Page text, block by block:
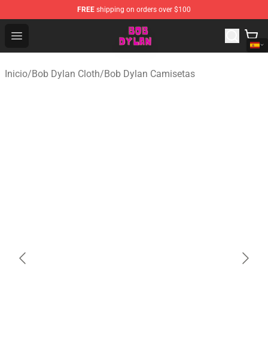
FREE shipping on orders over $100
Open menu
Bob Dylan Store - Official Bob Dylan Merchandise Shop
Inicio/Bob Dylan Cloth/Bob Dylan Camisetas